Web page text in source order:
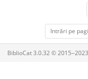
Intrări pe
BiblioCat 3.0.32 ©